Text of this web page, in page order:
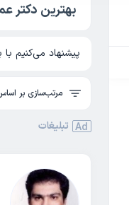
بهترین دکتر
پیشنهاد می‌کنیم
مرتب‌سازی بر
Ad تبلیغات